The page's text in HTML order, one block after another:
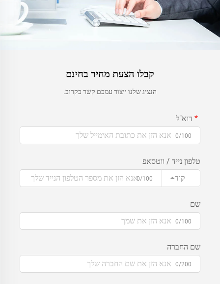
קבלו הצעת מחיר בחינם
הנציג שלנו ייצור עמכם קשר בקרוב.
דוא"ל
0/100
טלפון נייד / ווטסאפ
קוד
0/100
שם
0/100
שם החברה
0/200